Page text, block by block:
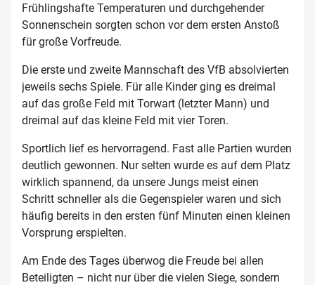
Frühlingshafte Temperaturen und durchgehender
Sonnenschein sorgten schon vor dem ersten Anstoß
für große Vorfreude.
Die erste und zweite Mannschaft des VfB absolvierten
jeweils sechs Spiele. Für alle Kinder ging es dreimal
auf das große Feld mit Torwart (letzter Mann) und
dreimal auf das kleine Feld mit vier Toren.
Sportlich lief es hervorragend. Fast alle Partien wurden
deutlich gewonnen. Nur selten wurde es auf dem Platz
wirklich spannend, da unsere Jungs meist einen
Schritt schneller als die Gegenspieler waren und sich
häufig bereits in den ersten fünf Minuten einen kleinen
Vorsprung erspielten.
Am Ende des Tages überwog die Freude bei allen
Beteiligten – nicht nur über die vielen Siege, sondern